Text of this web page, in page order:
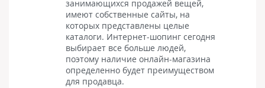
занимающихся продажей вещей,
имеют собственные сайты, на
которых представлены целые
каталоги. Интернет-шопинг сегодня
выбирает все больше людей,
поэтому наличие онлайн-магазина
определенно будет преимуществом
для продавца.